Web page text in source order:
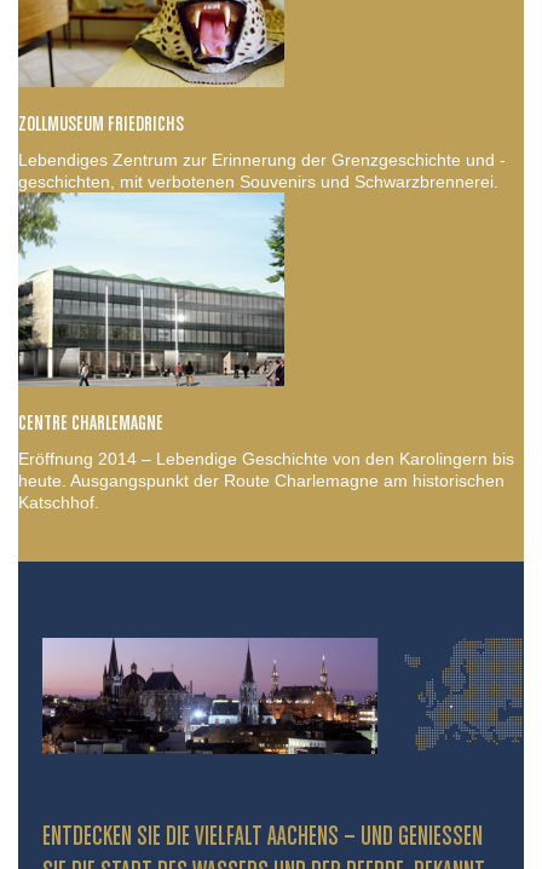
ZOLLMUSEUM FRIEDRICHS
Lebendiges Zentrum zur Erinnerung der Grenzgeschichte und -
geschichten, mit verbotenen Souvenirs und Schwarzbrennerei.
CENTRE CHARLEMAGNE
Eröffnung 2014 – Lebendige Geschichte von den Karolingern bis
heute. Ausgangspunkt der Route Charlemagne am historischen
Katschhof.
ENTDECKEN SIE DIE VIELFALT AACHENS – UND GENIESSEN S